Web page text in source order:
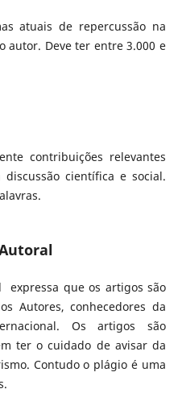
atuais de repercussão na
autor. Deve ter entre 3.000 e
contribuições relevantes
científica e social.
expressa que os artigos são
Autores, conhecedores da
Os artigos são
ter o cuidado de avisar da
Contudo o plágio é uma